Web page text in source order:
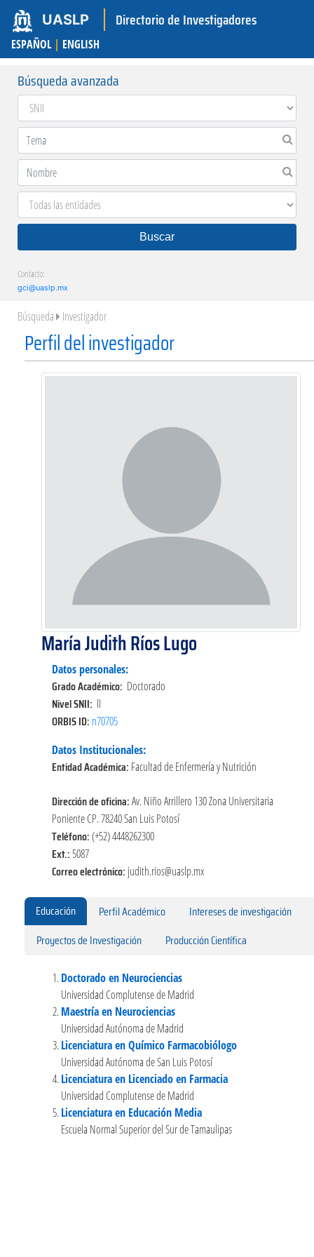
UASLP Directorio de Investigadores
ESPAÑOL | ENGLISH
Búsqueda avanzada
Buscar
Contacto:
gci@uaslp.mx
Búsqueda Investigador
Perfil del investigador
María Judith Ríos Lugo
Datos personales:
Grado Académico: Doctorado
Nivel SNII: II
ORBIS ID: n70705
Datos Institucionales:
Entidad Académica: Facultad de Enfermería y Nutrición
Dirección de oficina:Av. Niño Arrillero 130 Zona Universitaria
Poniente CP. 78240 San Luis Potosí
Teléfono:(+52) 4448262300
Ext.:5087
Correo electrónico: judith.rios@uaslp.mx
Educación Perfil Académico
Intereses de investigación
Proyectos de Investigación
Producción Científica
Doctorado en Neurociencias
Universidad Complutense de Madrid
Maestría en Neurociencias
Universidad Autónoma de Madrid
Licenciatura en Químico Farmacobiólogo
Universidad Autónoma de San Luis Potosí
Licenciatura en Licenciado en Farmacia
Universidad Complutense de Madrid
Licenciatura en Educación Media
Escuela Normal Superior del Sur de Tamaulipas